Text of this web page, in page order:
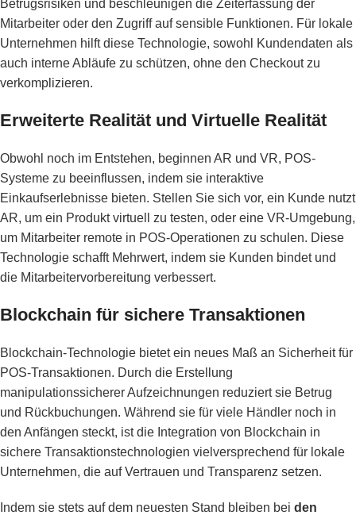
Betrugsrisiken und beschleunigen die Zeiterfassung der
Mitarbeiter oder den Zugriff auf sensible Funktionen. Für lokale
Unternehmen hilft diese Technologie, sowohl Kundendaten als
auch interne Abläufe zu schützen, ohne den Checkout zu
verkomplizieren.
Erweiterte Realität und Virtuelle Realität
Obwohl noch im Entstehen, beginnen AR und VR, POS-
Systeme zu beeinflussen, indem sie interaktive
Einkaufserlebnisse bieten. Stellen Sie sich vor, ein Kunde nutzt
AR, um ein Produkt virtuell zu testen, oder eine VR-Umgebung,
um Mitarbeiter remote in POS-Operationen zu schulen. Diese
Technologie schafft Mehrwert, indem sie Kunden bindet und
die Mitarbeitervorbereitung verbessert.
Blockchain für sichere Transaktionen
Blockchain-Technologie bietet ein neues Maß an Sicherheit für
POS-Transaktionen. Durch die Erstellung
manipulationssicherer Aufzeichnungen reduziert sie Betrug
und Rückbuchungen. Während sie für viele Händler noch in
den Anfängen steckt, ist die Integration von Blockchain in
sichere Transaktionstechnologien vielversprechend für lokale
Unternehmen, die auf Vertrauen und Transparenz setzen.
Indem sie stets auf dem neuesten Stand bleiben bei den